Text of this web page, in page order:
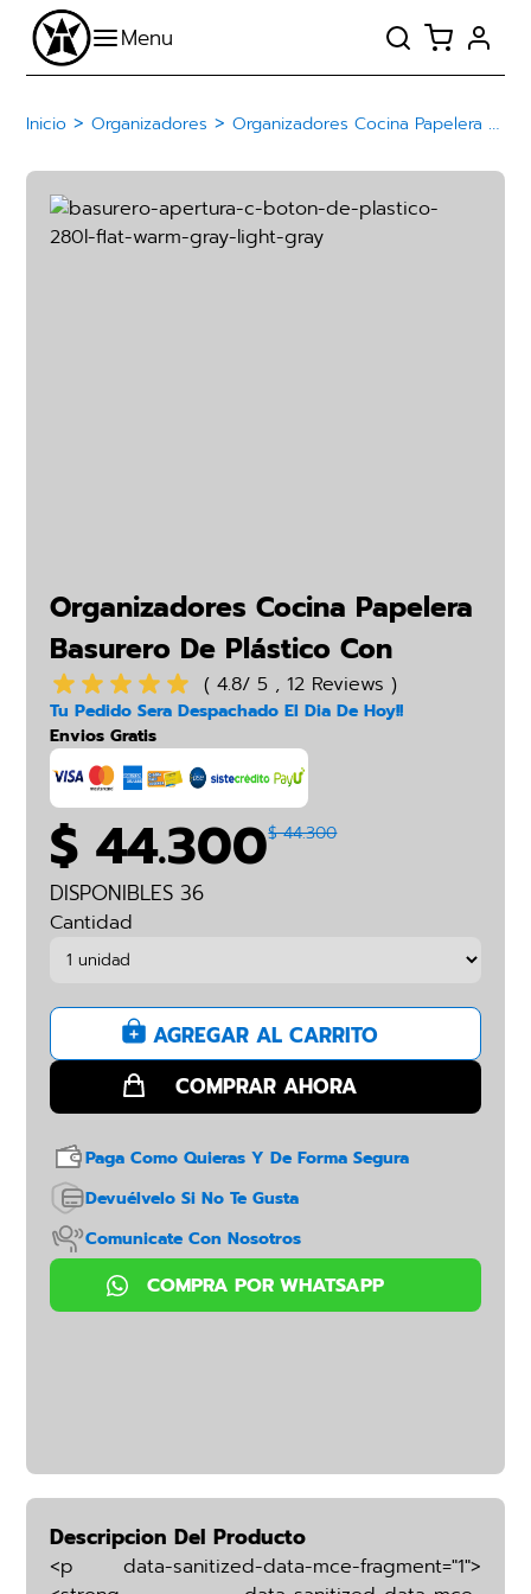
Inicio >Organizadores >Organizadores Cocina Papelera Basurero De Plástico Con Botón
Organizadores Cocina Papelera
Basurero De Plástico Con
Botón
( 4.8/ 5 , 12 Reviews )
Tu Pedido Sera Despachado El Dia De Hoy!!
Envios Gratis
$ 44.300$ 44.300
DISPONIBLES 36
Cantidad
Paga Como Quieras Y De Forma Segura
Devuélvelo Si No Te Gusta
Comunicate Con Nosotros
Descripcion Del Producto
<p data-sanitized-data-mce-fragment="1">